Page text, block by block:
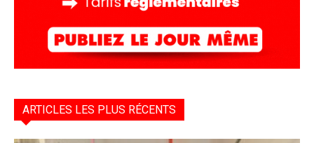
ARTICLES LES PLUS RÉCENTS